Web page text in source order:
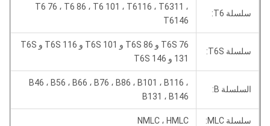
سلسلة T6:
T6 76 ، T6 86 ، T6 101 ، T6116 ، T6311 ،
T6146
سلسلة T6S:
T6S 76 و T6S 86 و T6S 101 و T6S 116 و T6S
131 و T6S 146
السلسلة B:
B46 ، B56 ، B66 ، B76 ، B86 ، B101 ، B116 ،
B131 ، B146
سلسلة MLC: NMLC ، HMLC